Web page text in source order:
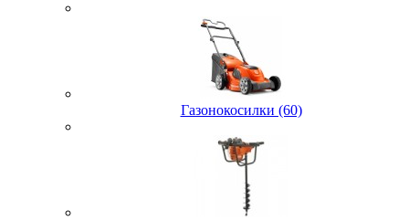
Газонокосилки (60)